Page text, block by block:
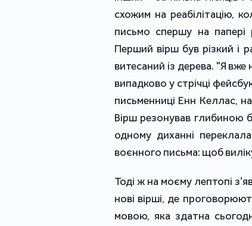
схожим на реабілітацію,
письмо спершу на
Перший вірш був різкий і
витесаний із дерева. "Я вже
випадково у стрічці
письменниці Енн Келлас,
Вірш резонував глибиною
одному диханні
воєнного письма: щоб
Тоді ж на моєму лептопі
нові вірші, де
мовою, яка здатна